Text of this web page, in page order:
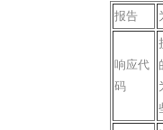
报告
响应代
码